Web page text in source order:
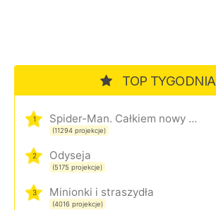
TOP TYGODNIA
1 Spider-Man. Całkiem nowy dzień
(11294 projekcje)
2 Odyseja
(5175 projekcje)
3 Minionki i straszydła
(4016 projekcje)